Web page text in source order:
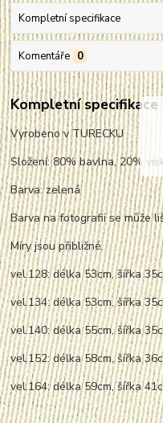
Kompletní specifikace
Komentáře 0
Kompletní specifikace
Vyrobeno v TURECKU
Složení: 80% bavlna, 20%
Barva: zelená
Barva na fotografii se může
Míry jsou přibližné.
vel.128: délka 53cm, šířka
vel.134: délka 53cm, šířka
vel.140: délka 55cm, šířka
vel.152: délka 58cm, šířka
vel.164: délka 59cm, šířka